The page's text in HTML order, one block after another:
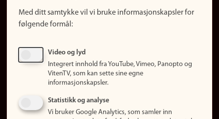
Finn studier
Ledige stillinger
Om nettstedet
Med ditt samtykke vil vi bruke informasjonskapsler for
følgende formål:
Video og lyd
Integrert innhold fra YouTube, Vimeo, Panopto og
VitenTV, som kan sette sine egne
informasjonskapsler.
Statistikk og analyse
Vi bruker Google Analytics, som samler inn